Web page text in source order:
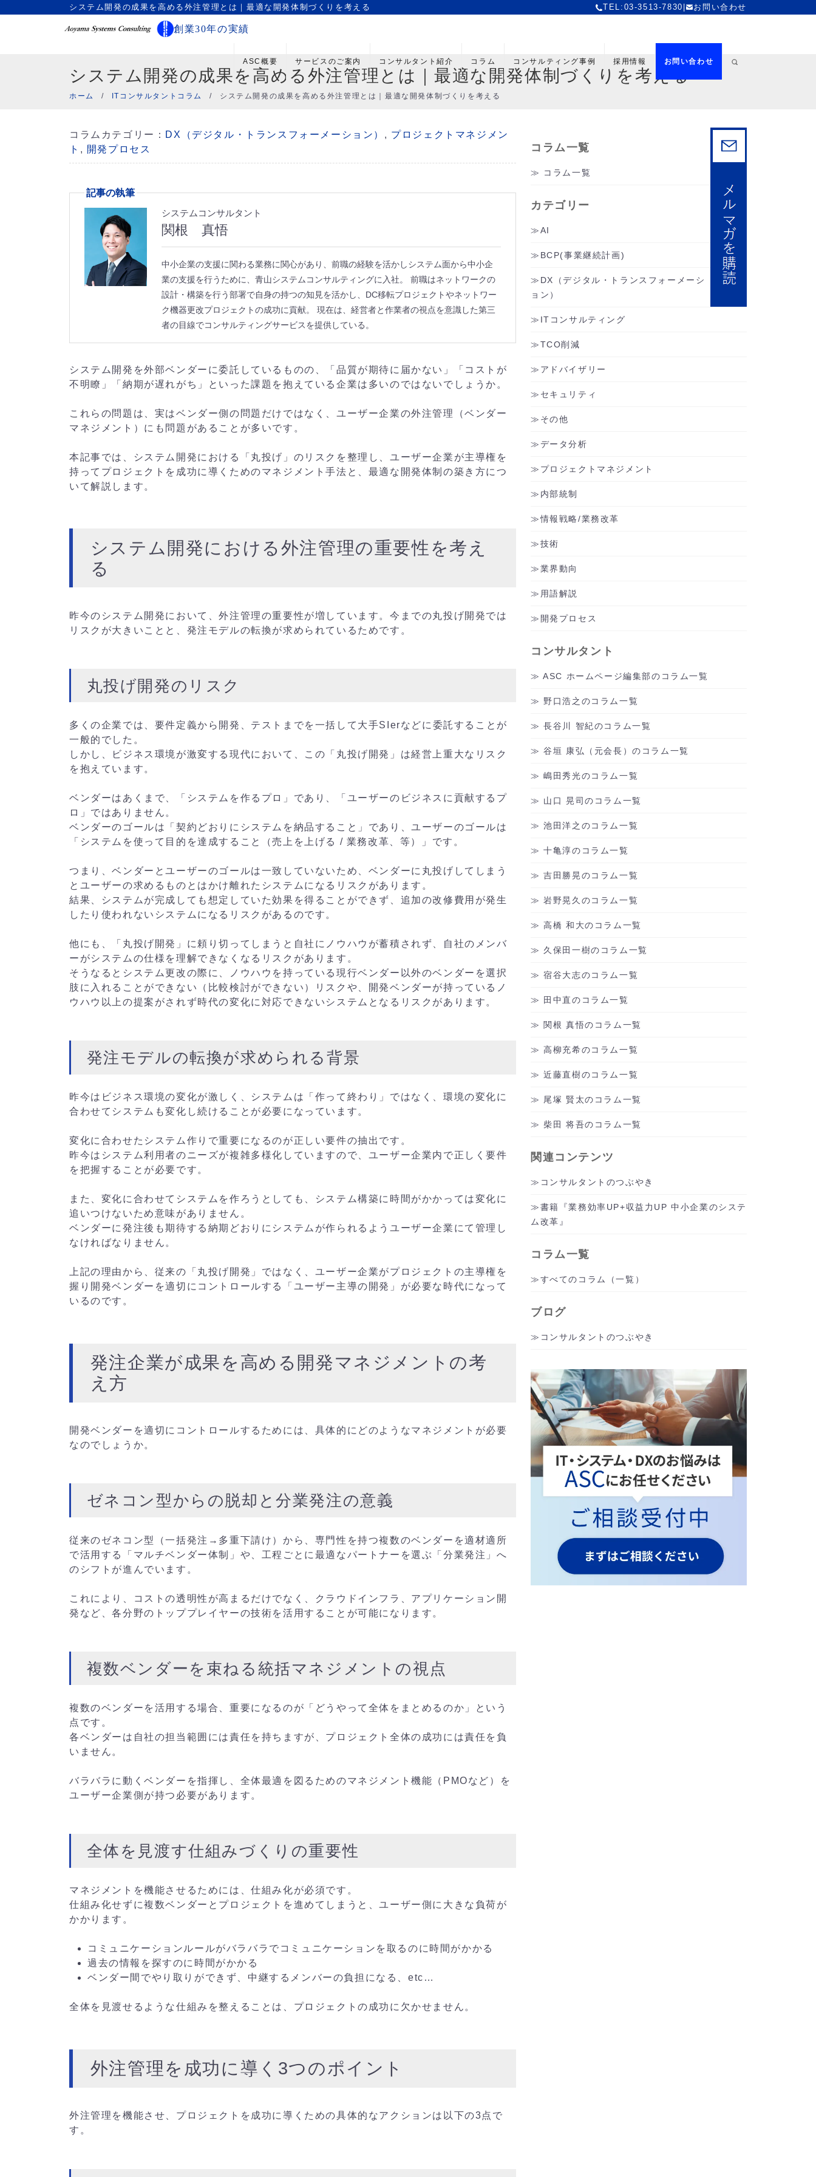
システム開発の成果を高める外注管理とは｜最適な開発体制づくりを考える TEL:03-3513-7830 お問い合わせ
創業30年の実績
ASC概要 サービスのご案内 コンサルタント紹介 コラム コンサルティング事例 採用情報 お問い合わせ
システム開発の成果を高める外注管理とは｜最適な開発体制づくりを考える
ホーム / ITコンサルタントコラム / システム開発の成果を高める外注管理とは｜最適な開発体制づくりを考える
コラムカテゴリー： DX（デジタル・トランスフォーメーション） , プロジェクトマネジメン
ト , 開発プロセス
記事の執筆
システムコンサルタント
関根 真悟
中小企業の支援に関わる業務に関心があり、前職の経験を活かしシステム面から中小企
業の支援を行うために、青山システムコンサルティングに入社。 前職はネットワークの
設計・構築を行う部署で自身の持つの知見を活かし、DC移転プロジェクトやネットワー
ク機器更改プロジェクトの成功に貢献。 現在は、経営者と作業者の視点を意識した第三
者の目線でコンサルティングサービスを提供している。
システム開発を外部ベンダーに委託しているものの、「品質が期待に届かない」「コストが
不明瞭」「納期が遅れがち」といった課題を抱えている企業は多いのではないでしょうか。
これらの問題は、実はベンダー側の問題だけではなく、ユーザー企業の外注管理（ベンダー
マネジメント）にも問題があることが多いです。
本記事では、システム開発における「丸投げ」のリスクを整理し、ユーザー企業が主導権を
持ってプロジェクトを成功に導くためのマネジメント手法と、最適な開発体制の築き方につ
いて解説します。
システム開発における外注管理の重要性を考え
る
昨今のシステム開発において、外注管理の重要性が増しています。今までの丸投げ開発では
リスクが大きいことと、発注モデルの転換が求められているためです。
丸投げ開発のリスク
多くの企業では、要件定義から開発、テストまでを一括して大手SIerなどに委託することが
一般的でした。
しかし、ビジネス環境が激変する現代において、この「丸投げ開発」は経営上重大なリスク
を抱えています。
ベンダーはあくまで、「システムを作るプロ」であり、「ユーザーのビジネスに貢献するプ
ロ」ではありません。
ベンダーのゴールは「契約どおりにシステムを納品すること」であり、ユーザーのゴールは
「システムを使って目的を達成すること（売上を上げる / 業務改革、等）」です。
つまり、ベンダーとユーザーのゴールは一致していないため、ベンダーに丸投げしてしまう
とユーザーの求めるものとはかけ離れたシステムになるリスクがあります。
結果、システムが完成しても想定していた効果を得ることができず、追加の改修費用が発生
したり使われないシステムになるリスクがあるのです。
他にも、「丸投げ開発」に頼り切ってしまうと自社にノウハウが蓄積されず、自社のメンバ
ーがシステムの仕様を理解できなくなるリスクがあります。
そうなるとシステム更改の際に、ノウハウを持っている現行ベンダー以外のベンダーを選択
肢に入れることができない（比較検討ができない）リスクや、開発ベンダーが持っているノ
ウハウ以上の提案がされず時代の変化に対応できないシステムとなるリスクがあります。
発注モデルの転換が求められる背景
昨今はビジネス環境の変化が激しく、システムは「作って終わり」ではなく、環境の変化に
合わせてシステムも変化し続けることが必要になっています。
変化に合わせたシステム作りで重要になるのが正しい要件の抽出です。
昨今はシステム利用者のニーズが複雑多様化していますので、ユーザー企業内で正しく要件
を把握することが必要です。
また、変化に合わせてシステムを作ろうとしても、システム構築に時間がかかっては変化に
追いつけないため意味がありません。
ベンダーに発注後も期待する納期どおりにシステムが作られるようユーザー企業にて管理し
なければなりません。
上記の理由から、従来の「丸投げ開発」ではなく、ユーザー企業がプロジェクトの主導権を
握り開発ベンダーを適切にコントロールする「ユーザー主導の開発」が必要な時代になって
いるのです。
発注企業が成果を高める開発マネジメントの考
え方
開発ベンダーを適切にコントロールするためには、具体的にどのようなマネジメントが必要
なのでしょうか。
ゼネコン型からの脱却と分業発注の意義
従来のゼネコン型（一括発注→多重下請け）から、専門性を持つ複数のベンダーを適材適所
で活用する「マルチベンダー体制」や、工程ごとに最適なパートナーを選ぶ「分業発注」へ
のシフトが進んでいます。
これにより、コストの透明性が高まるだけでなく、クラウドインフラ、アプリケーション開
発など、各分野のトッププレイヤーの技術を活用することが可能になります。
複数ベンダーを束ねる統括マネジメントの視点
複数のベンダーを活用する場合、重要になるのが「どうやって全体をまとめるのか」という
点です。
各ベンダーは自社の担当範囲には責任を持ちますが、プロジェクト全体の成功には責任を負
いません。
バラバラに動くベンダーを指揮し、全体最適を図るためのマネジメント機能（PMOなど）を
ユーザー企業側が持つ必要があります。
全体を見渡す仕組みづくりの重要性
マネジメントを機能させるためには、仕組み化が必須です。
仕組み化せずに複数ベンダーとプロジェクトを進めてしまうと、ユーザー側に大きな負荷が
かかります。
コミュニケーションルールがバラバラでコミュニケーションを取るのに時間がかかる
過去の情報を探すのに時間がかかる
ベンダー間でやり取りができず、中継するメンバーの負担になる、etc…
全体を見渡せるような仕組みを整えることは、プロジェクトの成功に欠かせません。
外注管理を成功に導く3つのポイント
外注管理を機能させ、プロジェクトを成功に導くための具体的なアクションは以下の3点で
す。
コラム一覧
コラム一覧
カテゴリー
AI
BCP(事業継続計画)
DX（デジタル・トランスフォーメーシ
ョン）
ITコンサルティング
TCO削減
アドバイザリー
セキュリティ
その他
データ分析
プロジェクトマネジメント
内部統制
情報戦略/業務改革
技術
業界動向
用語解説
開発プロセス
コンサルタント
ASC ホームページ編集部のコラム一覧
野口浩之のコラム一覧
長谷川 智紀のコラム一覧
谷垣 康弘（元会長）のコラム一覧
嶋田秀光のコラム一覧
山口 晃司のコラム一覧
池田洋之のコラム一覧
十亀淳のコラム一覧
吉田勝晃のコラム一覧
岩野晃久のコラム一覧
高橋 和大のコラム一覧
久保田一樹のコラム一覧
宿谷大志のコラム一覧
田中直のコラム一覧
関根 真悟のコラム一覧
高柳充希のコラム一覧
近藤直樹のコラム一覧
尾塚 賢太のコラム一覧
柴田 将吾のコラム一覧
関連コンテンツ
コンサルタントのつぶやき
書籍『業務効率UP+収益力UP 中小企業のシステ
ム改革』
コラム一覧
すべてのコラム（一覧）
ブログ
コンサルタントのつぶやき